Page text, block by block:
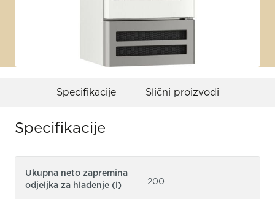
Specifikacije Slični proizvodi
Specifikacije
Ukupna neto zapremina
odjeljka za hlađenje (l)
200